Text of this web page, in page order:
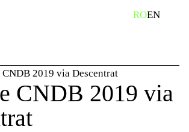
ROEN
2019 via Descentrat
CNDB 2019 via